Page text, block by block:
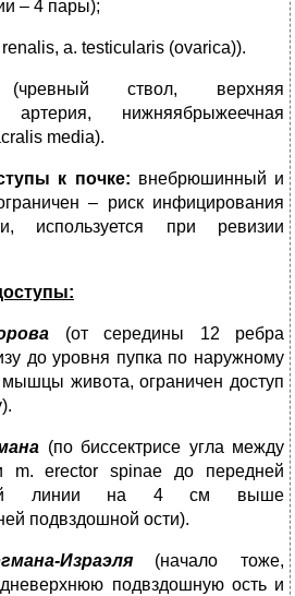
– 4 пары);
а. testicularis (ovarica)).
ствол, верхняя
артерия, нижняябрыжеечная
media).
к почке: внебрюшинный и
– риск инфицирования
используется при ревизии
(от середины 12 ребра
до уровня пупка по наружному
живота, ограничен доступ
(по биссектрисе угла между
m. erector spinae до передней
линии на 4 см выше
подвздошной ости).
Израэля (начало тоже,
подвздошную ость и